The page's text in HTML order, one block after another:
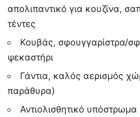
απολιπαντικό για κουζίνα,
τέντες
Κουβάς, σφουγγαρίστρα/
ψεκαστήρι
Γάντια, καλός αερισμός
παράθυρα)
Αντιολισθητικό υπόστρωμα